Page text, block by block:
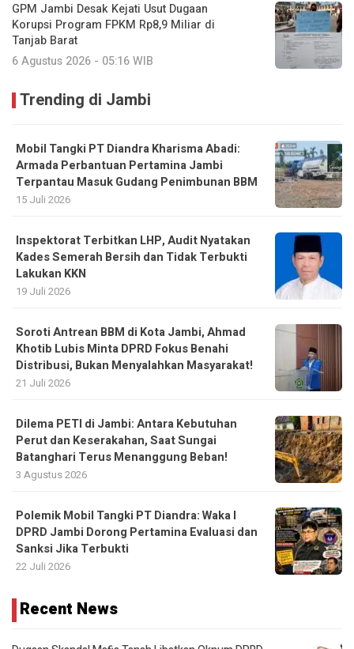
GPM Jambi Desak Kejati Usut Dugaan
Korupsi Program FPKM Rp8,9 Miliar di
Tanjab Barat
6 Agustus 2026 - 05:16 WIB
Trending di Jambi
Mobil Tangki PT Diandra Kharisma Abadi:
Armada Perbantuan Pertamina Jambi
Terpantau Masuk Gudang Penimbunan BBM
15 Juli 2026
Inspektorat Terbitkan LHP, Audit Nyatakan
Kades Semerah Bersih dan Tidak Terbukti
Lakukan KKN
19 Juli 2026
Soroti Antrean BBM di Kota Jambi, Ahmad
Khotib Lubis Minta DPRD Fokus Benahi
Distribusi, Bukan Menyalahkan Masyarakat!
21 Juli 2026
Dilema PETI di Jambi: Antara Kebutuhan
Perut dan Keserakahan, Saat Sungai
Batanghari Terus Menanggung Beban!
3 Agustus 2026
Polemik Mobil Tangki PT Diandra: Waka I
DPRD Jambi Dorong Pertamina Evaluasi dan
Sanksi Jika Terbukti
22 Juli 2026
Recent News